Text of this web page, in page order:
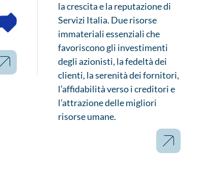
la crescita e la reputazione di
Servizi Italia. Due risorse
immateriali essenziali che
favoriscono gli investimenti
degli azionisti, la fedeltà dei
clienti, la serenità dei fornitori,
l’affidabilità verso i creditori e
l’attrazione delle migliori
risorse umane.